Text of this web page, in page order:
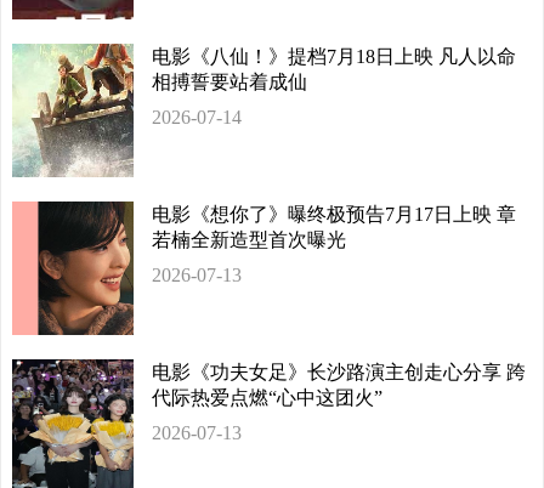
电影《八仙！》提档7月18日上映 凡人以命
相搏誓要站着成仙
2026-07-14
电影《想你了》曝终极预告7月17日上映 章
若楠全新造型首次曝光
2026-07-13
电影《功夫女足》长沙路演主创走心分享 跨
代际热爱点燃“心中这团火”
2026-07-13